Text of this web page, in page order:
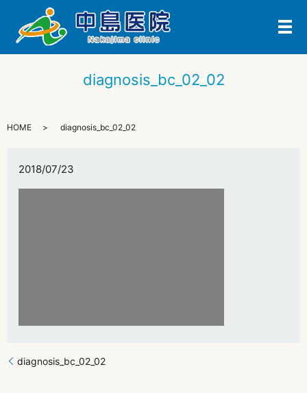
メ
diagnosis_bc_02_02
HOME diagnosis_bc_02_02
2018/07/23
diagnosis_bc_02_02